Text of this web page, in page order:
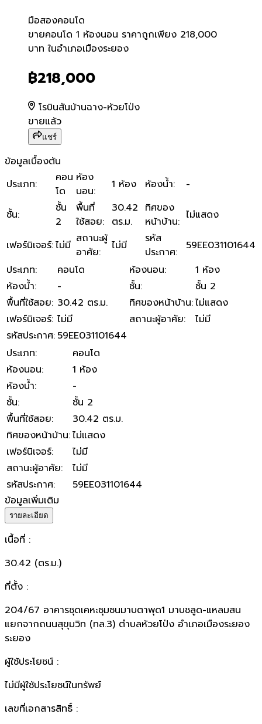
มือสองคอนโด
ขายคอนโด 1 ห้องนอน ราคา
ขายคอนโด 1 ห้องนอน ราคาถูกเพียง 218,000
บาท ในอำเภอเมืองระยอง
฿218,000
โรบินสันบ้านฉาง-ห้วยโป่ง
ขายแล้ว
แชร์
ข้อมูลเบื้องต้น
ประเภท:
คอน
โด
ห้อง
นอน: 1 ห้อง ห้องน้ำ: -
ชั้น:
ชั้น
2
พื้นที่
ใช้สอย:
30.42
ตร.ม.
ทิศของ
หน้าบ้าน: ไม่แสดง
เฟอร์นิเจอร์:ไม่มี สถานะผู้
อาศัย: ไม่มี
รหัส
ประกาศ:
59EE031101644
ประเภท: คอนโด ห้องนอน:
1 ห้อง
ห้องน้ำ: - ชั้น:
ชั้น 2
พื้นที่ใช้สอย: 30.42 ตร.ม. ทิศของหน้าบ้าน:ไม่แสดง
เฟอร์นิเจอร์: ไม่มี สถานะผู้อาศัย:
ไม่มี
รหัสประกาศ: 59EE031101644
ประเภท:
คอนโด
ห้องนอน:
1 ห้อง
ห้องน้ำ:
-
ชั้น:
ชั้น 2
พื้นที่ใช้สอย:
30.42 ตร.ม.
ทิศของหน้าบ้าน:ไม่แสดง
เฟอร์นิเจอร์:
ไม่มี
สถานะผู้อาศัย:
ไม่มี
รหัสประกาศ:
59EE031101644
ข้อมูลเพิ่มเติม
รายละเอียด
เนื้อที่ :
30.42 (ตร.ม.)
ที่ตั้ง :
204/67 อาคารชุดเคหะชุมชนมาบตาพุด1 มาบชลูด-แหลมสน
แยกจากถนนสุขุมวิท (ทล.3) ตำบลห้วยโป่ง อำเภอเมืองระยอง
ระยอง
ผู้ใช้ประโยชน์ :
ไม่มีผู้ใช้ประโยชน์ในทรัพย์
เลขที่เอกสารสิทธิ์ :